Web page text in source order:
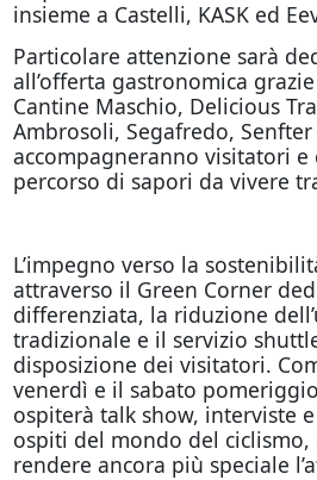
insieme a Castelli, KASK ed
Particolare attenzione sarà
all’offerta gastronomica
Cantine Maschio, Delicious
Ambrosoli, Segafredo,
accompagneranno visitatori e
percorso di sapori da vivere
L’impegno verso la
attraverso il Green Corner
differenziata, la riduzione
tradizionale e il servizio
disposizione dei visitatori.
venerdì e il sabato
ospiterà talk show, interviste
ospiti del mondo del
rendere ancora più speciale